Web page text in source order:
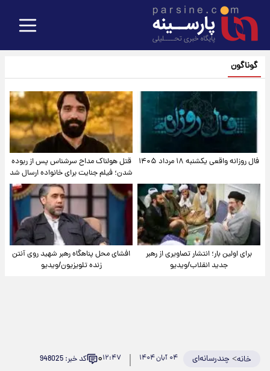
گوناگون
فال روزانه واقعی یکشنبه ۱۸ مرداد ۱۴۰۵
قتل هولناک مداح سرشناس پس از ربوده
شدن؛ فیلم جنایت برای خانواده ارسال شد
برای اولین بار؛ انتشار تصاویری از رهبر
جدید انقلاب/ویدیو
افشای محل پناهگاه‌ رهبر شهید روی آنتن
زنده تلویزیون/ویدیو
خانه> چندرسانه‌ای ۰۴ آبان ۱۴۰۴ ۱۲:۴۷۰ کد خبر: 948025